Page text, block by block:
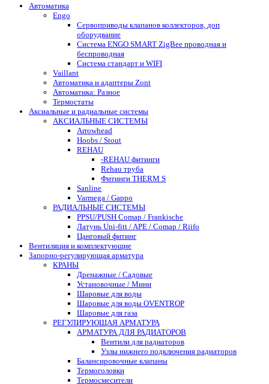
Автоматика
Engo
Сервоприводы клапанов коллекторов, доп
оборудвание
Система ENGO SMART ZigBee проводная и
беспроводная
Система стандарт и WIFI
Vaillant
Автоматика и адаптеры Zont
Автоматика: Разное
Термостаты
Аксиальные и радиальные системы
АКСИАЛЬНЫЕ СИСТЕМЫ
Arrowhead
Hoobs / Stout
REHAU
-REHAU фитинги
Rehau труба
Фитинги THERM S
Sanline
Varmega / Gappo
РАДИАЛЬНЫЕ СИСТЕМЫ
PPSU/PUSH Comap / Frankische
Латунь Uni-fitt / APE / Comap / Riifo
Цанговый фитинг
Вентиляция и комплектующие
Запорно-регулирующая арматура
КРАНЫ
Дренажные / Садовые
Установочные / Мини
Шаровые для воды
Шаровые для воды OVENTROP
Шаровые для газа
РЕГУЛИРУЮЩАЯ АРМАТУРА
АРМАТУРА ДЛЯ РАДИАТОРОВ
Вентили для радиаторов
Узлы нижнего подключения радиаторов
Балансировочные клапаны
Термоголовки
Термосмесители